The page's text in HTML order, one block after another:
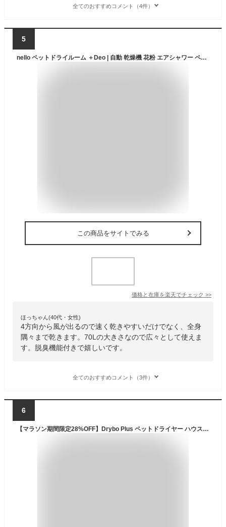
全てのおすすめコメント（4件）
5
nello ペットドライルーム ＋Deo | 自動 乾燥機 花粉 エアシャワー ペット 犬 猫 ペットドライヤー ドライヤーハウス ドライルーム ドライヤーボックス ドライヤールーム ペット用ドライヤー 脱臭機 ペット臭 脱臭 ドライハウス 乾かす 機械 犬用ドライヤー 猫用ドライヤー
この商品をサイトでみる
価格と在庫を楽天でチェック >>
ほっちゃん(40代・女性)
4方向から風が出るので速く乾きやすいだけでなく、全身
隅々まで乾きます。70Lの大きさなので広々として使えま
す。脱臭機能付きで嬉しいです。
全てのおすすめコメント（3件）
6
【マラソン期間限定28%OFF】Drybo Plus ペットドライヤー ハウス PD50 自動 ペット乾燥箱 犬 猫 ペット乾燥機 急速乾燥ケース 静音 オールシーズン お手入れ簡単 ハンズフリー ドライヤーボックス Homerunpet 日本規格 PSE取得 風速 温度調整 ポカポカ ドライヤールーム